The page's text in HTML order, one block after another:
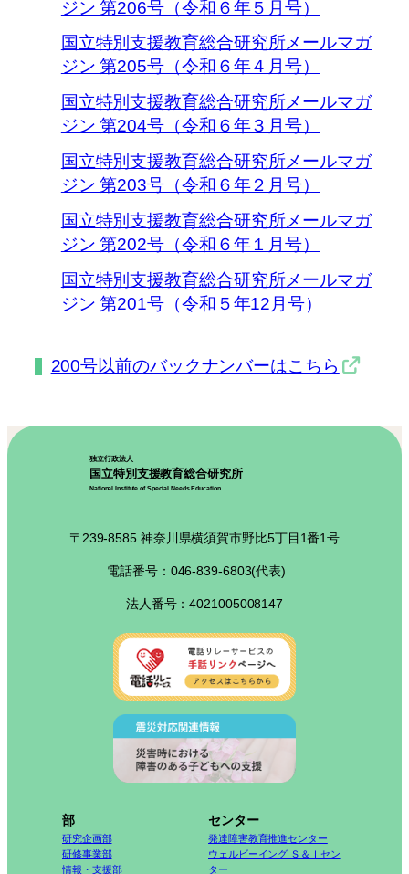
ジン 第206号（令和６年５月号）
国立特別支援教育総合研究所メールマガ
ジン 第205号（令和６年４月号）
国立特別支援教育総合研究所メールマガ
ジン 第204号（令和６年３月号）
国立特別支援教育総合研究所メールマガ
ジン 第203号（令和６年２月号）
国立特別支援教育総合研究所メールマガ
ジン 第202号（令和６年１月号）
国立特別支援教育総合研究所メールマガ
ジン 第201号（令和５年12月号）
200号以前のバックナンバーはこちら
独立行政法人
国立特別支援教育総合研究所
National Institute of Special Needs Education
〒239-8585 神奈川県横須賀市野比5丁目1番1号
電話番号：046-839-6803(代表)
法人番号：4021005008147
部
研究企画部
研修事業部
情報・支援部
センター
発達障害教育推進センター
ウェルビーイング Ｓ＆Ｉセン
ター